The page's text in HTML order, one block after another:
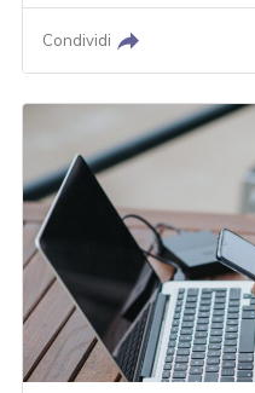
Condividi